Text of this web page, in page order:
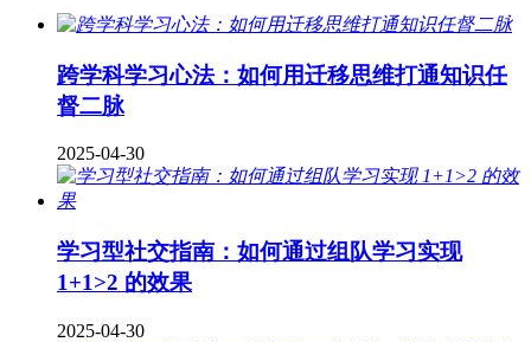
跨学科学习心法：如何用迁移思维打通知识任
督二脉
2025-04-30
学习型社交指南：如何通过组队学习实现
1+1>2 的效果
2025-04-30